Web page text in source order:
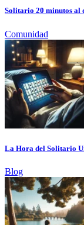
Solitario 20 minutos al
Comunidad
La Hora del Solitario
Blog